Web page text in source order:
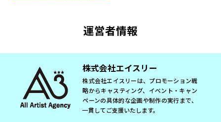
運営者情報
株式会社エイスリー
株式会社エイスリーは、プロモーション戦
略からキャスティング、イベント・キャン
ペーンの具体的な企画や制作の実行まで、
一貫してご支援いたします。